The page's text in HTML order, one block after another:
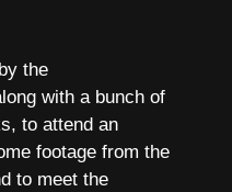
the
with a bunch of
to attend an
footage from the
to meet the